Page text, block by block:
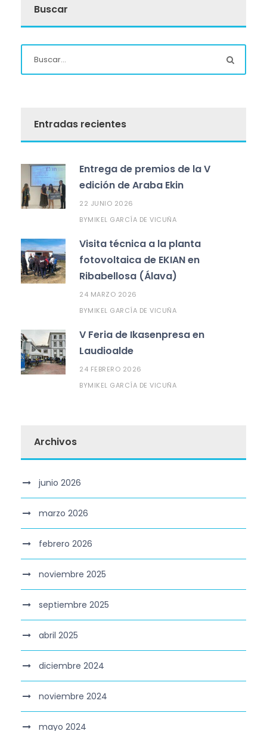
Buscar
Entradas recientes
Entrega de premios de la V
edición de Araba Ekin
22 JUNIO 2026
BYMIKEL GARCÍA DE VICUÑA
Visita técnica a la planta
fotovoltaica de EKIAN en
Ribabellosa (Álava)
24 MARZO 2026
BYMIKEL GARCÍA DE VICUÑA
V Feria de Ikasenpresa en
Laudioalde
24 FEBRERO 2026
BYMIKEL GARCÍA DE VICUÑA
Archivos
junio 2026
marzo 2026
febrero 2026
noviembre 2025
septiembre 2025
abril 2025
diciembre 2024
noviembre 2024
mayo 2024